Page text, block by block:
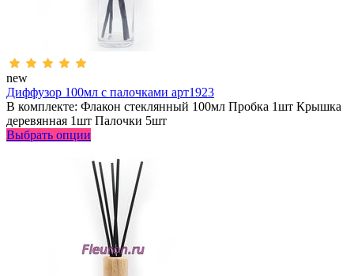
new
Диффузор 100мл с палочками арт1923
В комплекте: Флакон стеклянный 100мл Пробка 1шт Крышка
деревянная 1шт Палочки 5шт
Выбрать опции